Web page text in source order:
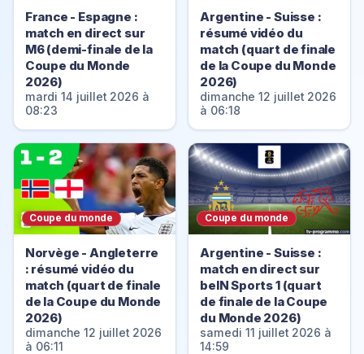
France - Espagne :
match en direct sur
M6 (demi-finale de la
Coupe du Monde
2026)
mardi 14 juillet 2026 à
08:23
Argentine - Suisse :
résumé vidéo du
match (quart de finale
de la Coupe du Monde
2026)
dimanche 12 juillet 2026
à 06:18
Coupe du monde
Norvège - Angleterre
: résumé vidéo du
match (quart de finale
de la Coupe du Monde
2026)
dimanche 12 juillet 2026
à 06:11
Coupe du monde
Argentine - Suisse :
match en direct sur
beIN Sports 1 (quart
de finale de la Coupe
du Monde 2026)
samedi 11 juillet 2026 à
14:59